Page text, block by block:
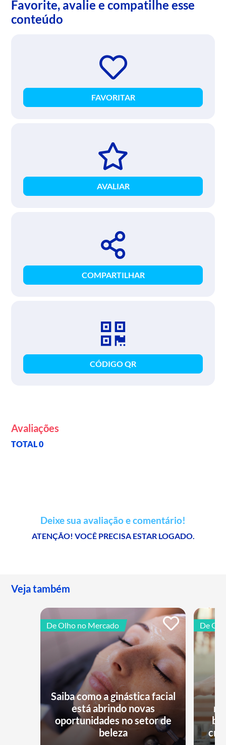
Favorite, avalie e compatilhe esse
conteúdo
FAVORITAR
AVALIAR
COMPARTILHAR
CÓDIGO QR
Avaliações
TOTAL 0
Deixe sua avaliação e comentário!
ATENÇÃO! VOCÊ PRECISA ESTAR LOGADO.
Veja também
De Olho no Mercado
Saiba como a ginástica facial
está abrindo novas
oportunidades no setor de
beleza
De